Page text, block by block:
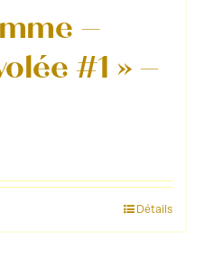
–
#1 » –
Détails